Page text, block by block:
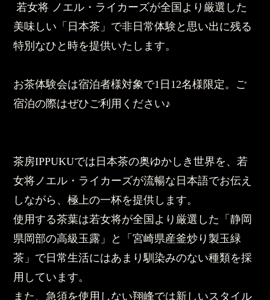
若女将 ノエル・ライカーズが全国より厳選した
美味しい「日本茶」で非日常体験と思い出に残る
特別なひと時を提供いたします。
お茶体験会は宿泊者様対象で1日12名様限定。ご
宿泊の際はぜひご利用ください♪
茶房IPPUKUでは日本茶の奥ゆかしき世界を、若
女将ノエル・ライカーズが流暢な日本語でお伝え
しながら、極上の一杯を提供します。
使用する茶葉は若女将が全国より厳選した「静岡
県岡部の高級玉露」と「宮崎県産釜炒り製玉緑
茶」で日常生活にはあまり馴染みのない種類を採
用しています。
また、急須を使用しない翔峰では新しいスタイル